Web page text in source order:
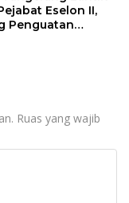
Eselon II,
Penguatan
Ruas yang wajib